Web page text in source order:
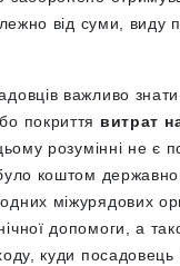
від суми, виду
важливо
покриття витрат
розумінні не є
коштом
міжурядових
допомоги, а
куди посадовець